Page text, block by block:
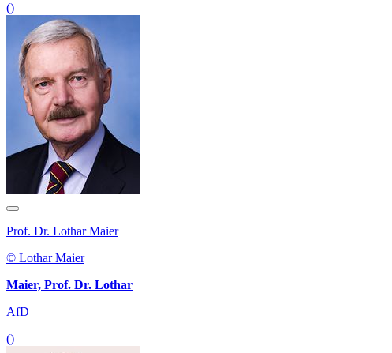
()
Prof. Dr. Lothar Maier
© Lothar Maier
Maier, Prof. Dr. Lothar
AfD
()